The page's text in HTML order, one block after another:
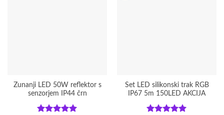
Zunanji LED 50W reflektor s
senzorjem IP44 črn
Set LED silikonski trak RGB
IP67 5m 150LED AKCIJA